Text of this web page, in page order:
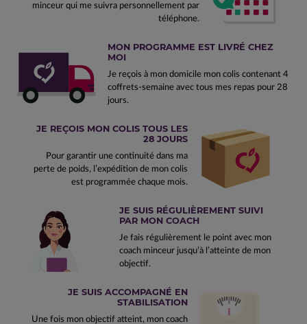
minceur qui me suivra personnellement par
téléphone.
MON PROGRAMME EST LIVRÉ CHEZ
MOI
Je reçois à mon domicile mon colis contenant 4
coffrets-semaine avec tous mes repas pour 28
jours.
JE REÇOIS MON COLIS TOUS LES
28 JOURS
Pour garantir une continuité dans ma
perte de poids, l’expédition de mon colis
est programmée chaque mois.
JE SUIS RÉGULIÈREMENT SUIVI
PAR MON COACH
Je fais régulièrement le point avec mon
coach minceur jusqu’à l’atteinte de mon
objectif.
JE SUIS ACCOMPAGNÉ EN
STABILISATION
Une fois mon objectif atteint, mon coach